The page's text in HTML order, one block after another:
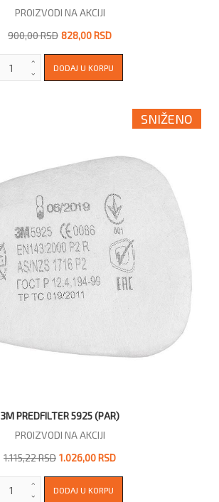
PROIZVODI NA AKCIJI
900,00 RSD 828,00 RSD
SNIŽENO
3M PREDFILTER 5925 (PAR)
PROIZVODI NA AKCIJI
1.115,22 RSD 1.026,00 RSD